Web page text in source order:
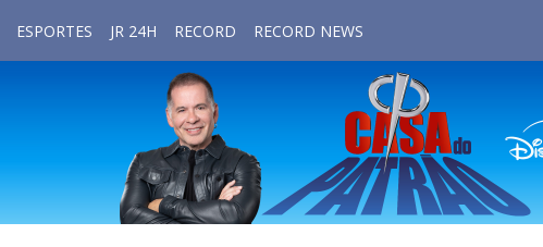
ESPORTES JR 24H RECORD RECORD NEWS